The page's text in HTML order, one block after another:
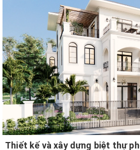
Thiết kế và xây dựng biệt thự